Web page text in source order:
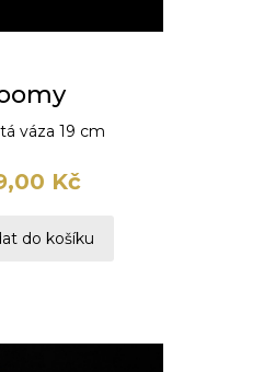
váza 19 cm
Kč
do košíku